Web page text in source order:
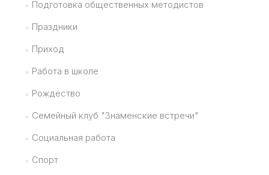
Подготовка общественных методистов
Праздники
Приход
Работа в школе
Рождество
Семейный клуб "Знаменские встречи"
Социальная работа
Спорт